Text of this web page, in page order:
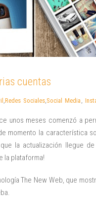
cuentas
,Redes Sociales,Social Media ,
unos meses comenzó a
momento la característica
la actualización llegue
la plataforma!
The New Web, que